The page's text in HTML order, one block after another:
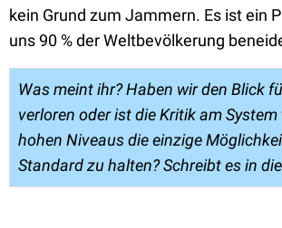
kein Grund zum Jammern. Es ist ein
uns 90 % der Weltbevölkerung
Was meint ihr? Haben wir den Blick
verloren oder ist die Kritik am
hohen Niveaus die einzige
Standard zu halten? Schreibt es in